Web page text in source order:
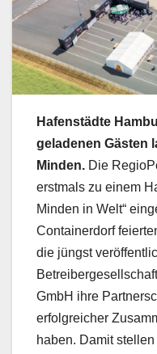
Hafenstädte
geladenen Gästen
Minden. Die
erstmals zu einem
Minden in Welt“
Containerdorf
die jüngst
GmbH ihre
erfolgreicher
haben. Damit